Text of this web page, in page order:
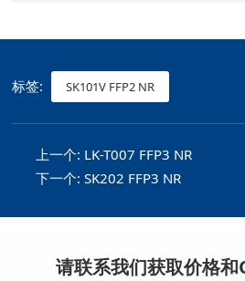
标签: SK101V FFP2 NR
上一个: LK-T007 FFP3 NR
下一个:SK202 FFP3 NR
请联系我们获取价格